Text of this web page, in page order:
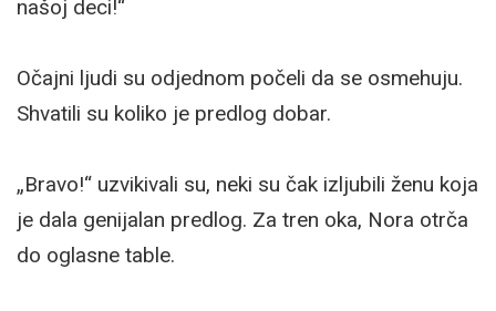
našoj deci!“
Očajni ljudi su odjednom počeli da se osmehuju.
Shvatili su koliko je predlog dobar.
„Bravo!“ uzvikivali su, neki su čak izljubili ženu koja
je dala genijalan predlog. Za tren oka, Nora otrča
do oglasne table.